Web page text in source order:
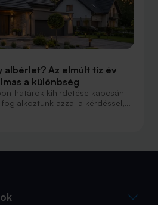
albérlet? Az elmúlt tíz év
a különbség
kihirdetése kapcsán
azzal a kérdéssel,
éri meg jobban. Előző
akkor, ha inkább a